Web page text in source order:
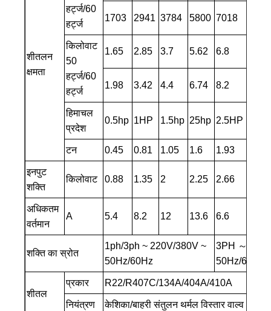
शीतलन
क्षमता
हर्ट्ज/60
हर्ट्ज
1703 2941 3784 5800 7018
किलोवाट
50
हर्ट्ज/60
हर्ट्ज
1.65 2.85 3.7 5.62 6.8
1.98 3.42 4.4 6.74 8.2
हिमाचल
प्रदेश
0.5hp 1HP 1.5hp 25hp 2.5HP
टन 0.45 0.81 1.05 1.6 1.93
इनपुट
शक्ति
किलोवाट 0.88 1.35 2 2.25 2.66
अधिकतम
वर्तमान
A 5.4 8.2 12 13.6 6.6
शक्ति का स्रोत
1ph/3ph ~ 220V/380V ~
50Hz/60Hz
3PH ～
50Hz/60Hz)
शीतल
प्रकार R22/R407C/134A/404A/410A
नियंत्रण केशिका/बाहरी संतुलन थर्मल विस्तार वाल्व